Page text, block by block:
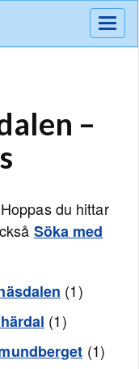
Meny
–
Hoppas du hittar
Söka med
(1)
(1)
(1)